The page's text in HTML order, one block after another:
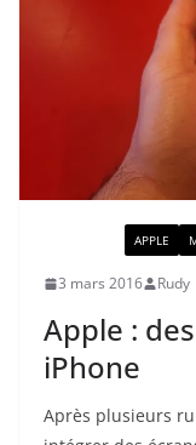
APPLE
3 mars 2016 Rudy
Apple :
iPhone
Après plusieurs